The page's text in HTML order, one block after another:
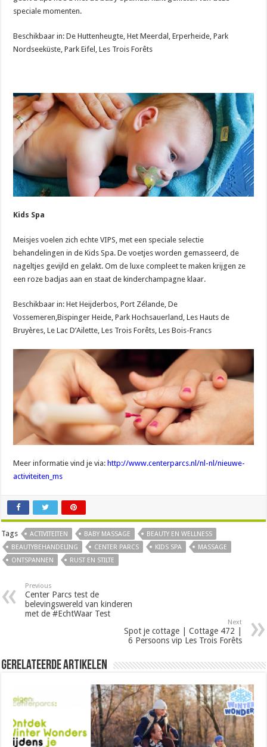
speciale momenten.
Beschikbaar in: De Huttenheugte, Het Meerdal, Erperheide, Park
Nordseeküste, Park Eifel, Les Trois Forêts
Kids Spa
Meisjes voelen zich echte VIPS, met een speciale selectie
behandelingen in de Kids Spa. De voetjes worden gemasseerd, de
nageltjes gevijld en gelakt. Om de luxe compleet te maken krijgen ze
een roze badjas aan en staat de kinderchampagne klaar.
Beschikbaar in: Het Heijderbos, Port Zélande, De
Vossemeren,Bispinger Heide, Park Hochsauerland, Les Hauts de
Bruyères, Le Lac D’Ailette, Les Trois Forêts, Les Bois-Francs
Meer informatie vind je via: http://www.centerparcs.nl/nl-nl/nieuwe-
activiteiten_ms
Tags ACTIVITEITEN BABY MASSAGE
BEAUTY EN WELLNESS
BEAUTYBEHANDELING
CENTER PARCS KIDS SPA
MASSAGE
ONTSPANNEN
RUST EN STILTE
Previous
Center Parcs test de
belevingswereld van kinderen
met de #EchtWaar Test
Next
Spot je cottage | Cottage 472 |
6 Persoons vip Les Trois Forêts
Gerelateerde Artikelen